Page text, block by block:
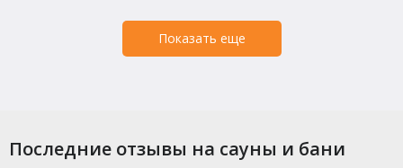
Показать еще
Последние отзывы на сауны и бани